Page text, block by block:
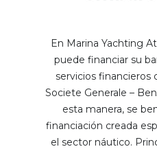
En Marina Yachting
puede financiar su
servicios financieros
Societe Generale –
esta manera, se
financiación creada
el sector náutico.